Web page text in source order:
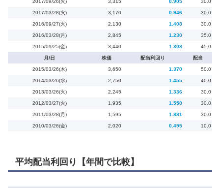
2017/09/26(火) 3,315 0.905 30.0
2017/03/28(火) 3,170 0.946 30.0
2016/09/27(火) 2,130 1.408 30.0
2016/03/28(月) 2,845 1.230 35.0
2015/09/25(金) 3,440 1.308 45.0
月/日 株価 配当利回り 配当
2015/03/26(木) 3,650 1.370 50.0
2014/03/26(水) 2,750 1.455 40.0
2013/03/26(火) 2,245 1.336 30.0
2012/03/27(火) 1,935 1.550 30.0
2011/03/28(月) 1,595 1.881 30.0
2010/03/26(金) 2,020 0.495 10.0
平均配当利回り【年間で比較】